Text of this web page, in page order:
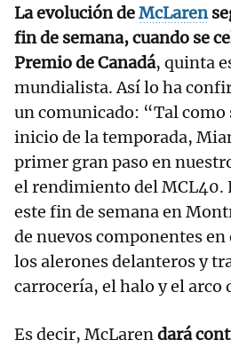
La evolución deMcLaren
fin de semana, cuando se
Premio de Canadá, quinta
mundialista. Así lo ha
un comunicado: “Tal como
inicio de la temporada,
primer gran paso en
el rendimiento del MCL40.
este fin de semana en
de nuevos componentes
los alerones delanteros y
carrocería, el halo y el arco
Es decir, McLarendará